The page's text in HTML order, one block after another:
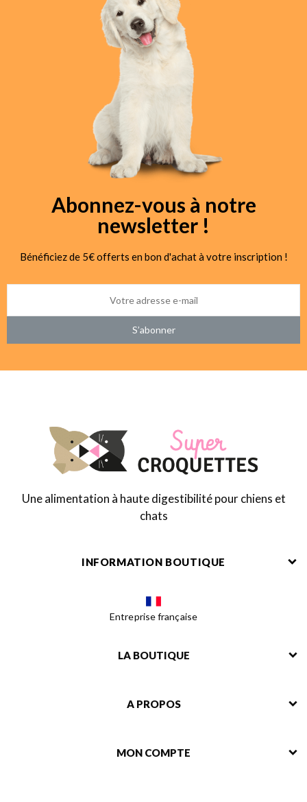
Abonnez-vous à notre
newsletter !
Bénéficiez de 5€ offerts en bon d'achat à votre inscription !
S’abonner
Une alimentation à haute digestibilité pour chiens et
chats
INFORMATION BOUTIQUE
Entreprise française
LA BOUTIQUE
A PROPOS
MON COMPTE